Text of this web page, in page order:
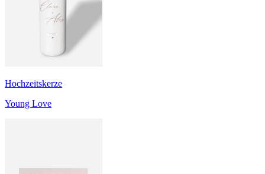
Hochzeitskerze
Young Love